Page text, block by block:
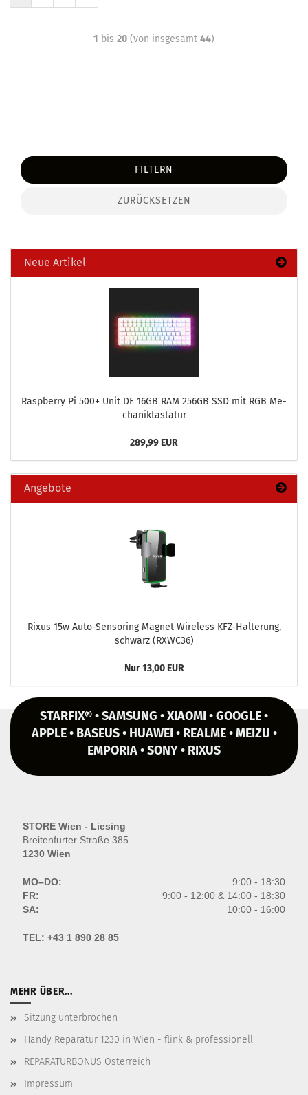
1 bis 20 (von insgesamt 44)
FILTERN
ZURÜCKSETZEN
Neue Artikel
Raspber­ry Pi 500+ Unit DE 16GB RAM 256GB SSD mit RGB Me­
cha­nik­tas­ta­tur
289,99 EUR
Angebote
Rixus 15w Auto-​Sensoring Ma­gnet Wire­less KFZ-​Halterung,
schwarz (RXWC36)
Nur 13,00 EUR
STARFIX® • SAMSUNG • XIAOMI • GOOGLE •
APPLE • BASEUS • HUAWEI • REALME • MEIZU •
EMPORIA • SONY • RIXUS
STORE Wien - Liesing
Breitenfurter Straße 385
1230 Wien
MO–DO:
9:00 - 18:30
FR:
9:00 - 12:00 & 14:00 - 18:30
SA:
10:00 - 16:00
TEL: +43 1 890 28 85
MEHR ÜBER...
Sitzung unterbrochen
Handy Reparatur 1230 in Wien - flink & professionell
REPARATURBONUS Österreich
Impressum